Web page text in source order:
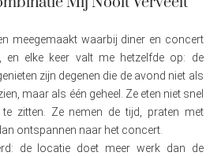
meegemaakt waarbij diner en concert
en elke keer valt me hetzelfde op: de
zijn degenen die de avond niet als
maar als één geheel. Ze eten niet snel
zitten. Ze nemen de tijd, praten met
ontspannen naar het concert.
de locatie doet meer werk dan de